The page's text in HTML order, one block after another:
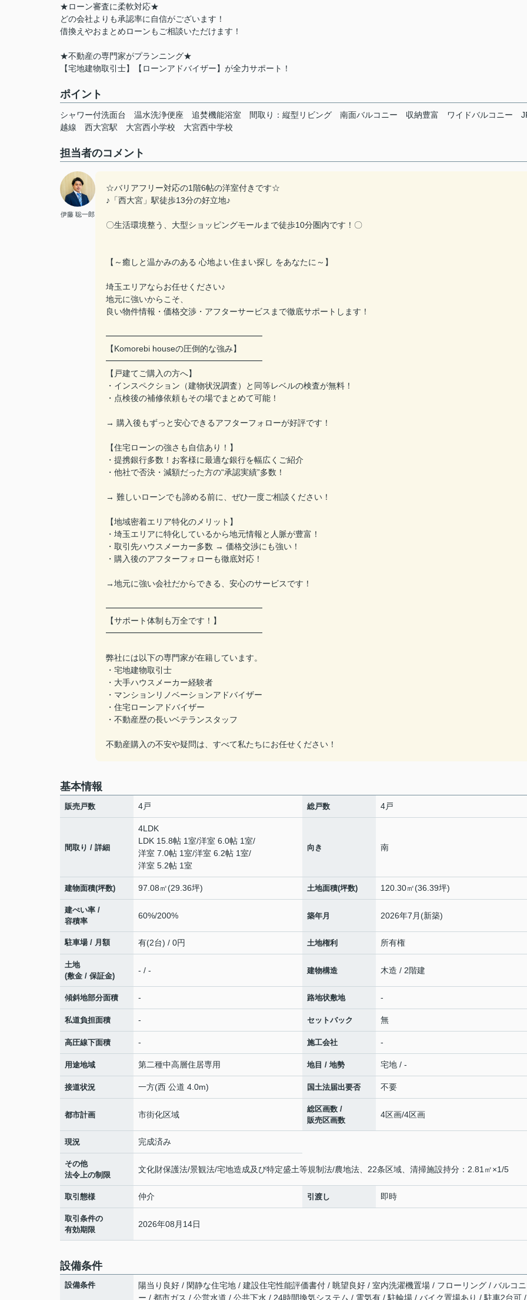
★ローン審査に柔軟対応★
どの会社よりも承認率に自信がございます！
借換えやおまとめローンもご相談いただけます！
★不動産の専門家がプランニング★
【宅地建物取引士】【ローンアドバイザー】が全力サポート！
ポイント
シャワー付洗面台 温水洗浄便座 追焚機能浴室 間取り：縦型リビング 南面バルコニー 収納豊富 ワイドバルコニー
越線
西大宮駅 大宮西小学校 大宮西中学校
担当者のコメント
伊藤 聡一郎
☆バリアフリー対応の1階6帖の洋室付きです☆
♪「西大宮」駅徒歩13分の好立地♪
〇生活環境整う、大型ショッピングモールまで徒歩10分圏内です！〇
【～癒しと温かみのある 心地よい住まい探し をあなたに～】
埼玉エリアならお任せください♪
地元に強いからこそ、
良い物件情報・価格交渉・アフターサービスまで徹底サポートします！
━━━━━━━━━━━━━━━━━━━
【Komorebi houseの圧倒的な強み】
━━━━━━━━━━━━━━━━━━━
【戸建てご購入の方へ】
・インスペクション（建物状況調査）と同等レベルの検査が無料！
・点検後の補修依頼もその場でまとめて可能！
→ 購入後もずっと安心できるアフターフォローが好評です！
【住宅ローンの強さも自信あり！】
・提携銀行多数！お客様に最適な銀行を幅広くご紹介
・他社で否決・減額だった方の“承認実績”多数！
→ 難しいローンでも諦める前に、ぜひ一度ご相談ください！
【地域密着エリア特化のメリット】
・埼玉エリアに特化しているから地元情報と人脈が豊富！
・取引先ハウスメーカー多数 → 価格交渉にも強い！
・購入後のアフターフォローも徹底対応！
→地元に強い会社だからできる、安心のサービスです！
━━━━━━━━━━━━━━━━━━━
【サポート体制も万全です！】
━━━━━━━━━━━━━━━━━━━
弊社には以下の専門家が在籍しています。
・宅地建物取引士
・大手ハウスメーカー経験者
・マンションリノベーションアドバイザー
・住宅ローンアドバイザー
・不動産歴の長いベテランスタッフ
不動産購入の不安や疑問は、すべて私たちにお任せください！
基本情報
販売戸数 4戸 総戸数 4戸
間取り / 詳細
4LDK
LDK 15.8帖 1室/洋室 6.0帖 1室/
洋室 7.0帖 1室/洋室 6.2帖 1室/
洋室 5.2帖 1室
向き 南
建物面積(坪数) 97.08㎡(29.36坪) 土地面積(坪数) 120.30㎡(36.39坪)
建ぺい率 /
容積率
60%/200% 築年月 2026年7月(新築)
駐車場 / 月額 有(2台) / 0円 土地権利 所有権
土地
(敷金 / 保証金)
- / - 建物構造 木造 / 2階建
傾斜地部分面積 - 路地状敷地 -
私道負担面積 - セットバック 無
高圧線下面積 - 施工会社 -
用途地域 第二種中高層住居専用 地目 / 地勢 宅地 / -
接道状況 一方(西 公道 4.0m) 国土法届出要否 不要
都市計画 市街化区域
総区画数 /
販売区画数
4区画/4区画
現況 完成済み
その他
法令上の制限
文化財保護法/景観法/宅地造成及び特定盛土等規制法/農地法、22条区域、清掃施設持分：2.81㎡×1/5
取引態様 仲介 引渡し 即時
取引条件の
有効期限
2026年08月14日
設備条件
設備条件
陽当り良好 / 閑静な住宅地 / 建設住宅性能評価書付 / 眺望良好 / 室内洗濯機置場 / フローリング / バルコニ
ー / 都市ガス / 公営水道 / 公共下水 / 24時間換気システム / 電気有 / 駐輪場 / バイク置場あり / 駐車2台可